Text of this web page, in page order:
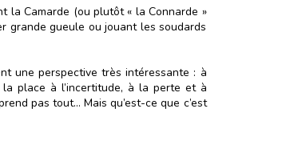
la Camarde (ou plutôt « la Connarde »
grande gueule ou jouant les soudards
une perspective très intéressante : à
place à l’incertitude, à la perte et à
pas tout… Mais qu’est-ce que c’est